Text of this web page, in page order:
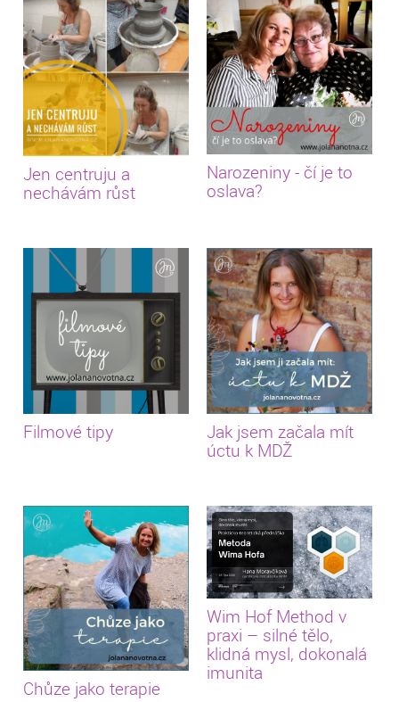
Jen centruju a
nechávám růst
Narozeniny - čí je to
oslava?
Filmové tipy
Jak jsem začala mít
úctu k MDŽ
Chůze jako terapie
Wim Hof Method v
praxi – silné tělo,
klidná mysl, dokonalá
imunita